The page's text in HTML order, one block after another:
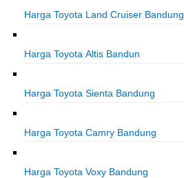
Harga Toyota Land Cruiser Bandung
Harga Toyota Altis Bandun
Harga Toyota Sienta Bandung
Harga Toyota Camry Bandung
Harga Toyota Voxy Bandung